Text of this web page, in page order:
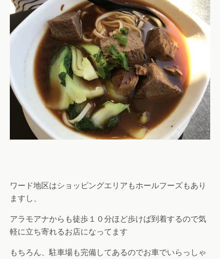
ワード地区はショッピングエリアもホールフーズもあり
ますし、
アラモアナからも徒歩１０分ほど歩けば到着するので気
軽に立ち寄れるお店になってます
もちろん、駐車場も完備してあるのでお車でいらっしゃ